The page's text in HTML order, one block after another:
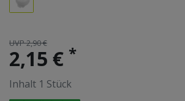
UVP 2,90 €
2,15 € *
Inhalt 1 Stück